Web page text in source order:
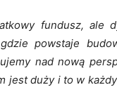
fundusz, ale
powstaje
nad nową
jest duży i to w